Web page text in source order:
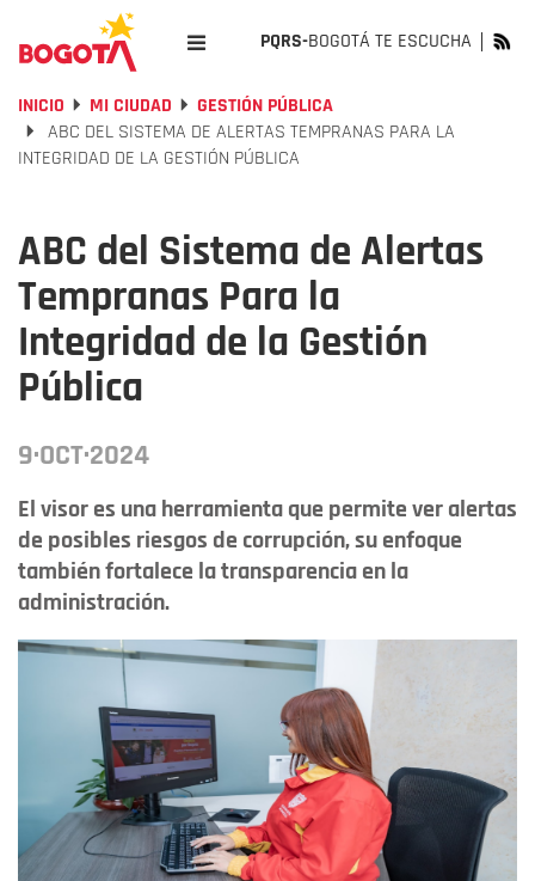
PQRS-BOGOTÁ TE ESCUCHA
INICIO MI CIUDAD
GESTIÓN PÚBLICA
ABC DEL SISTEMA DE ALERTAS TEMPRANAS PARA LA
INTEGRIDAD DE LA GESTIÓN PÚBLICA
ABC del Sistema de Alertas
Tempranas Para la
Integridad de la Gestión
Pública
9·OCT·2024
El visor es una herramienta que permite ver alertas
de posibles riesgos de corrupción, su enfoque
también fortalece la transparencia en la
administración.